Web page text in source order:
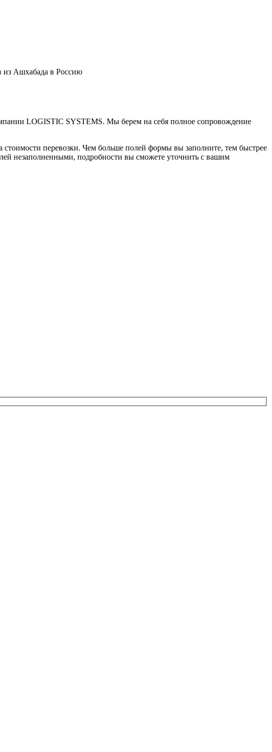
из Ашхабада в Россию
LOGISTIC SYSTEMS. Мы берем на себя полное сопровождение
стоимости перевозки. Чем больше полей формы вы заполните, тем быстрее
незаполненными, подробности вы сможете уточнить с вашим